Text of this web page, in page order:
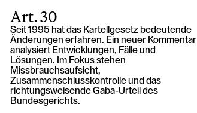
Art. 30
Seit 1995 hat das Kartellgesetz bedeutende
Änderungen erfahren. Ein neuer Kommentar
analysiert Entwicklungen, Fälle und
Lösungen. Im Fokus stehen
Missbrauchsaufsicht,
Zusammenschlusskontrolle und das
richtungsweisende Gaba-Urteil des
Bundesgerichts.